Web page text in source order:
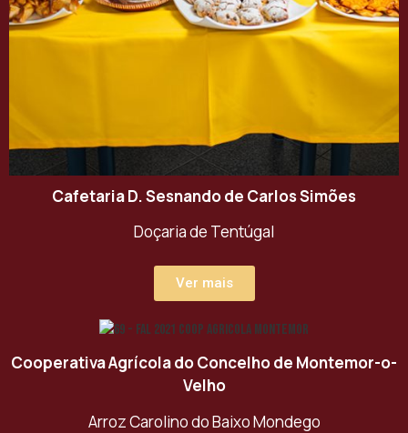
Cafetaria D. Sesnando de Carlos Simões
Doçaria de Tentúgal
Ver mais
Cooperativa Agrícola do Concelho de Montemor-o-
Velho
Arroz Carolino do Baixo Mondego